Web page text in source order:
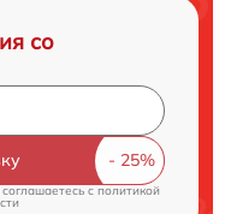
со
cполитикой